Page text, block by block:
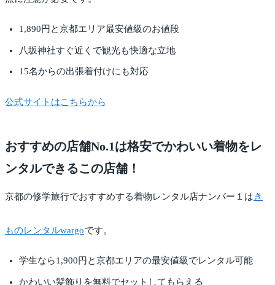
1,890円と京都エリア最安値級のお値段
八坂神社すぐ近くで観光も快適な立地
15名からの出張着付けにも対応
公式サイトはこちらから
おすすめの店舗No.1は格安でかわいい着物をレ
ンタルできるこの店舗！
京都の修学旅行でおすすめする着物レンタル店ナンバー１はき
ものレンタルwargoです。
学生なら1,900円と京都エリアの最安値級でレンタル可能
かわいい髪飾りを無料でセットしてもらえる